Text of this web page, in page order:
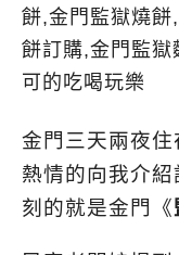
金門三天兩夜
熱情的向我介
刻的就是金門《